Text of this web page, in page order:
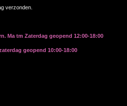
verzonden.
Ma tm Zaterdag geopend 12:00-18:00
geopend 10:00-18:00